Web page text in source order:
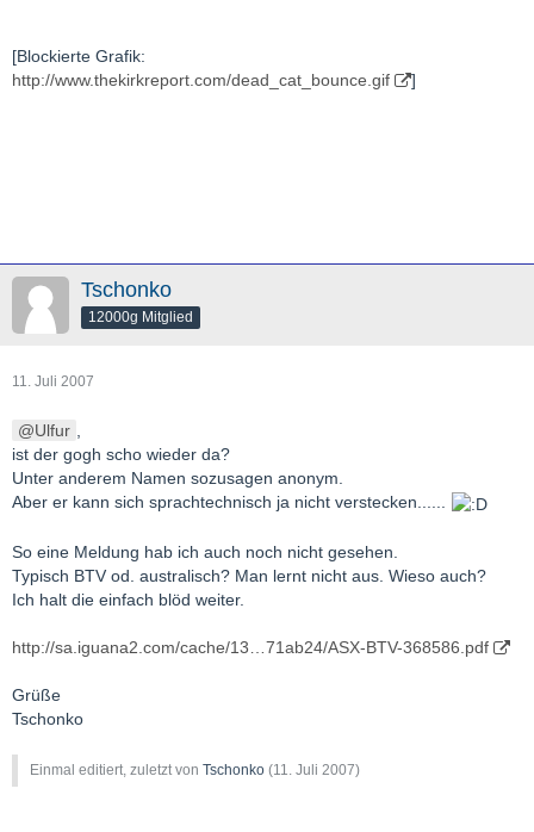
[Blockierte Grafik:
http://www.thekirkreport.com/dead_cat_bounce.gif
]
Tschonko
12000g Mitglied
11. Juli 2007
Ulfur ,
ist der gogh scho wieder da?
Unter anderem Namen sozusagen anonym.
Aber er kann sich sprachtechnisch ja nicht verstecken......
So eine Meldung hab ich auch noch nicht gesehen.
Typisch BTV od. australisch? Man lernt nicht aus. Wieso auch?
Ich halt die einfach blöd weiter.
http://sa.iguana2.com/cache/13…71ab24/ASX-BTV-368586.pdf
Grüße
Tschonko
Einmal editiert, zuletzt von Tschonko (11. Juli 2007)